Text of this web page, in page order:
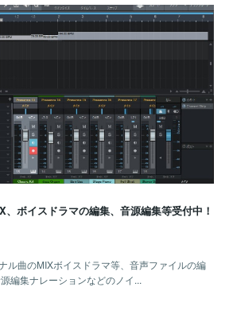
ボイスドラマの編集、音源編集等受付中！
ル曲のMIXボイスドラマ等、音声ファイルの編
編集ナレーションなどのノイ...